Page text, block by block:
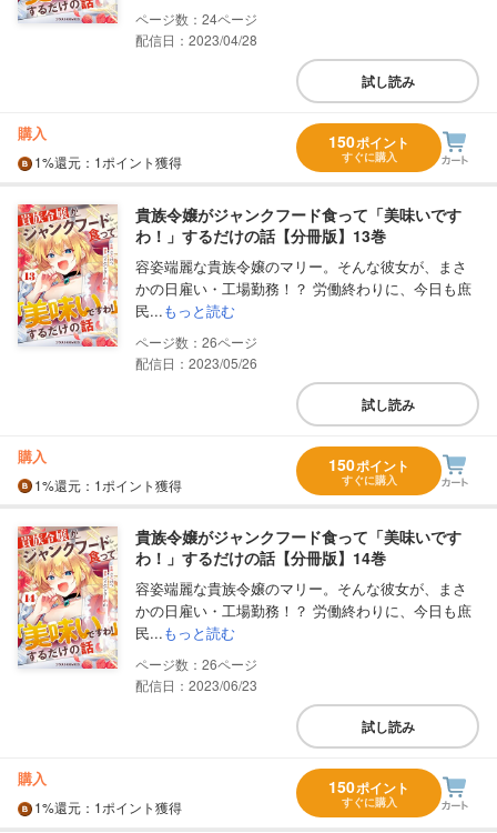
24
配信日：2023/04/28
試し読み
購入
1%還元 ：1ポイント獲得
150ポイント
すぐに購入
貴族令嬢がジャンクフード食って「美味いです
わ！」するだけの話【分冊版】13巻
容姿端麗な貴族令嬢のマリー。そんな彼女が、まさ
かの日雇い・工場勤務！？ 労働終わりに、今日も庶
民...もっと読む
26
配信日：2023/05/26
試し読み
購入
1%還元 ：1ポイント獲得
150ポイント
すぐに購入
貴族令嬢がジャンクフード食って「美味いです
わ！」するだけの話【分冊版】14巻
容姿端麗な貴族令嬢のマリー。そんな彼女が、まさ
かの日雇い・工場勤務！？ 労働終わりに、今日も庶
民...もっと読む
26
配信日：2023/06/23
試し読み
購入
1%還元 ：1ポイント獲得
150ポイント
すぐに購入